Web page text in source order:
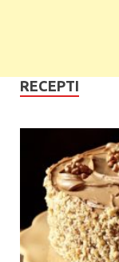
RECEPTI